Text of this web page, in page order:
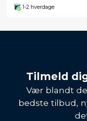
1-2 hverdage
Tilmeld
Vær blandt
bedste tilbud,